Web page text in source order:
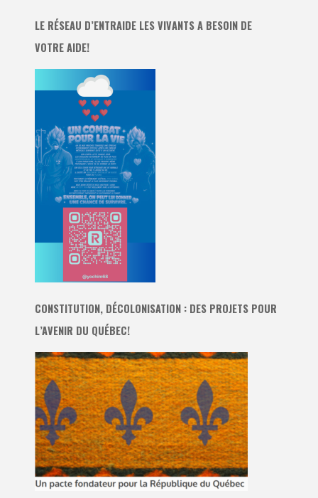
LE RÉSEAU D’ENTRAIDE LES VIVANTS A BESOIN DE
VOTRE AIDE!
CONSTITUTION, DÉCOLONISATION : DES PROJETS POUR
L’AVENIR DU QUÉBEC!